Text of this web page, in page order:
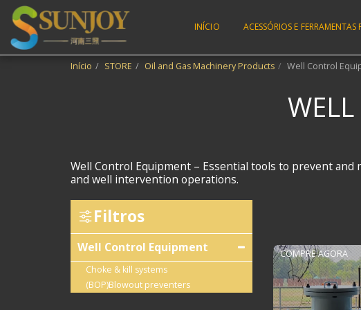
INÍCIO ACESSÓRIOS E
Início STORE Oil and Gas Machinery Products Well Control
Well Control Equipment​​ – Essential tools to prevent
and well intervention operations.
Filtros
Well Control Equipment
Choke & kill systems
(BOP)Blowout preventers
COMPRE AGORA